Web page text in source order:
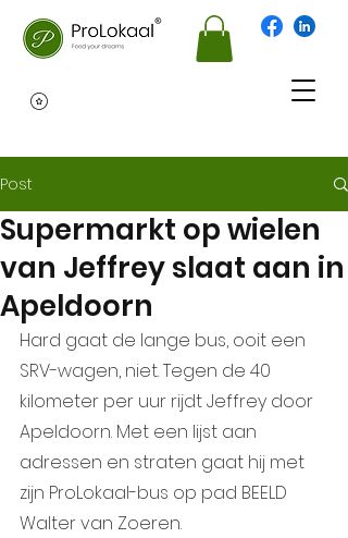
Post
Supermarkt op wielen
van Jeffrey slaat aan in
Apeldoorn
Hard gaat de lange bus, ooit een
SRV-wagen, niet. Tegen de 40
kilometer per uur rijdt Jeffrey door
Apeldoorn. Met een lijst aan
adressen en straten gaat hij met
zijn ProLokaal-bus op pad BEELD
Walter van Zoeren.